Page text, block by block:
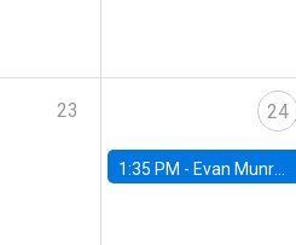
23 24
1:35 PM - Evan Munro, Neyman Visiting Assistant Professor in the Department of Statistics at UC Berkeley